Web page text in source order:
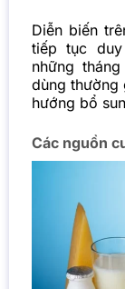
Diễn biến
tiếp tục
những
dùng thường
hướng bổ
Các nguồn